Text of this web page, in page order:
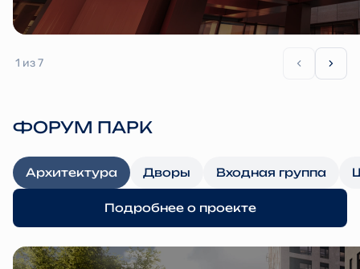
1 из 7
ФОРУМ ПАРК
Архитектура Дворы Входная группа
Подробнее о проекте